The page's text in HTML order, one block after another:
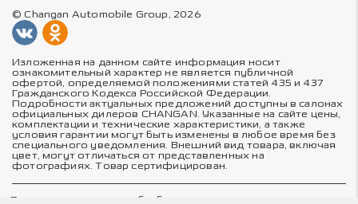
© Changan Automobile Group, 2026
Изложенная на данном сайте информация носит
ознакомительный характер не является публичной
офертой, определяемой положениями статей 435 и 437
Гражданского Кодекса Российской Федерации.
Подробности актуальных предложений доступны в салонах
официальных дилеров CHANGAN. Указанные на сайте цены,
комплектации и технические характеристики, а также
условия гарантии могут быть изменены в любое время без
специального уведомления. Внешний вид товара, включая
цвет, могут отличаться от представленных на
фотографиях. Товар сертифицирован.
Политика в отношении обработки персональных данных